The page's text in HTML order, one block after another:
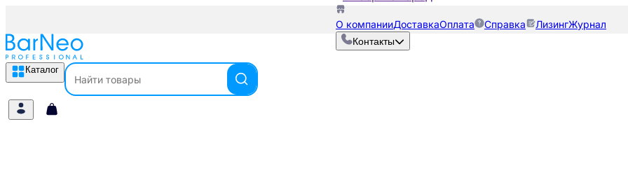
О компанииДоставкаОплата Справка ЛизингЖурнал
Контакты
Каталог